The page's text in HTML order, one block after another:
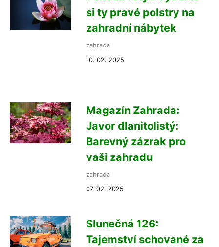
si ty pravé polstry na
zahradní nábytek
zahrada
10. 02. 2025
Magazín Zahrada:
Javor dlanitolistý:
Barevný zázrak pro
vaši zahradu
zahrada
07. 02. 2025
Slunečná 126:
Tajemství schované za